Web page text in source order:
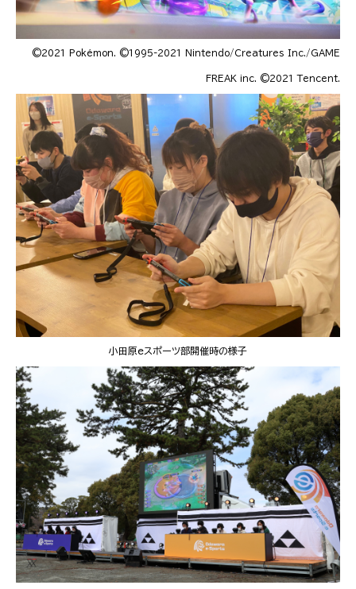
©2021 Pokémon. ©1995-2021 Nintendo/Creatures Inc./GAME
FREAK inc. ©2021 Tencent.
小田原eスポーツ部開催時の様子